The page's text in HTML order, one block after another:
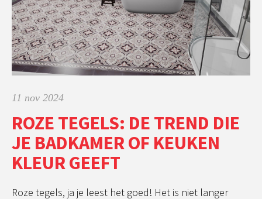
11 nov 2024
ROZE TEGELS: DE TREND DIE
JE BADKAMER OF KEUKEN
KLEUR GEEFT
Roze tegels, ja je leest het goed! Het is niet langer